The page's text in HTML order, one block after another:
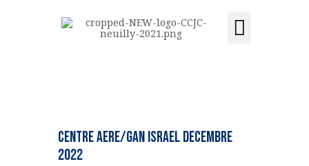
LE CENTRE
ÉVÉNEMENTS
Uncategorized
Centre Aere/Gan Israel DECEMBRE
2022